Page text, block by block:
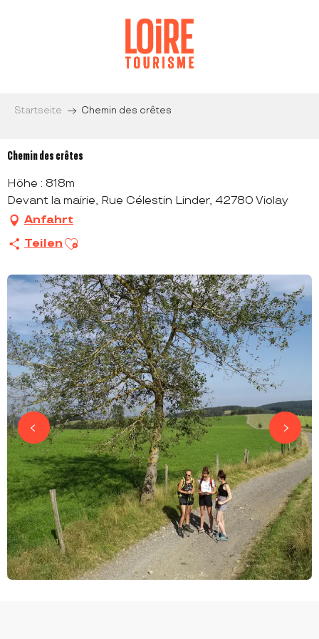
Startseite Chemin des crêtes
Chemin des crêtes
Höhe : 818m
Devant la mairie, Rue Célestin Linder, 42780 Violay
Anfahrt
Teilen Ajouter aux favoris